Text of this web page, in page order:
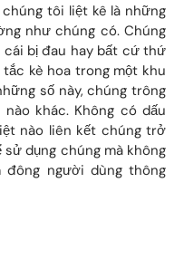
tôi liệt kê là những
như chúng có. Chúng
cái bị đau hay bất cứ thứ
kè hoa trong một khu
số này, chúng trông
khác. Không có dấu
nào liên kết chúng trở
sử dụng chúng mà không
đông người dùng thông